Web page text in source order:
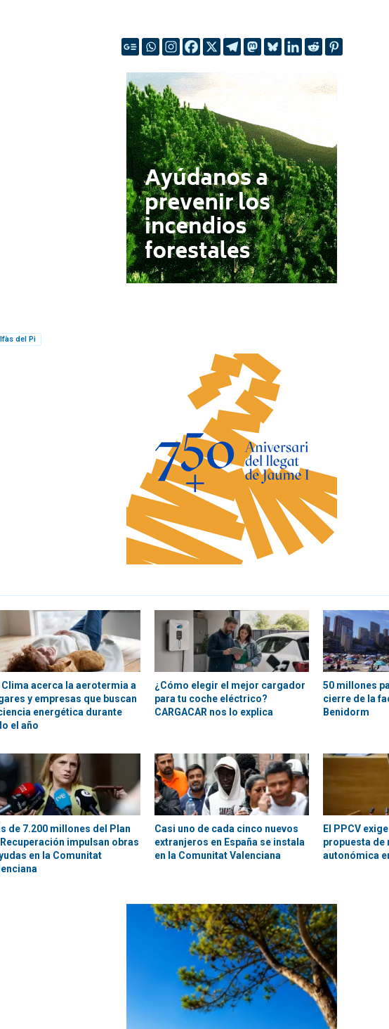
del Pi
Clima acerca la aerotermia a
y empresas que buscan
energética durante
el año
¿Cómo elegir el mejor cargador
para tu coche eléctrico?
CARGACAR nos lo explica
50 millones
cierre de la
Benidorm
de 7.200 millones del Plan
impulsan obras
en la Comunitat
Casi uno de cada cinco nuevos
extranjeros en España se instala
en la Comunitat Valenciana
El PPCV
propuesta de
autonómica